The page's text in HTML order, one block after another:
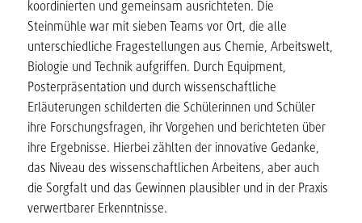
koordinierten und gemeinsam ausrichteten. Die
Steinmühle war mit sieben Teams vor Ort, die alle
unterschiedliche Fragestellungen aus Chemie, Arbeitswelt,
Biologie und Technik aufgriffen. Durch Equipment,
Posterpräsentation und durch wissenschaftliche
Erläuterungen schilderten die Schülerinnen und Schüler
ihre Forschungsfragen, ihr Vorgehen und berichteten über
ihre Ergebnisse. Hierbei zählten der innovative Gedanke,
das Niveau des wissenschaftlichen Arbeitens, aber auch
die Sorgfalt und das Gewinnen plausibler und in der Praxis
verwertbarer Erkenntnisse.